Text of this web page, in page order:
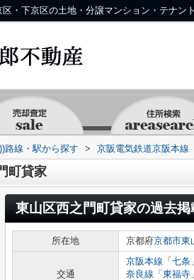
路線・駅から探す > 京阪電気鉄道京阪本線
町貸家
東山区西之門町貸家の過去掲
所在地 京都府京都市東
交通
京阪本線 「 七条
奈良線 「 東福寺